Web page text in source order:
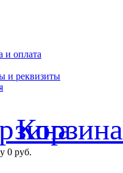
и оплата
и реквизиты
Корзина
0 руб.